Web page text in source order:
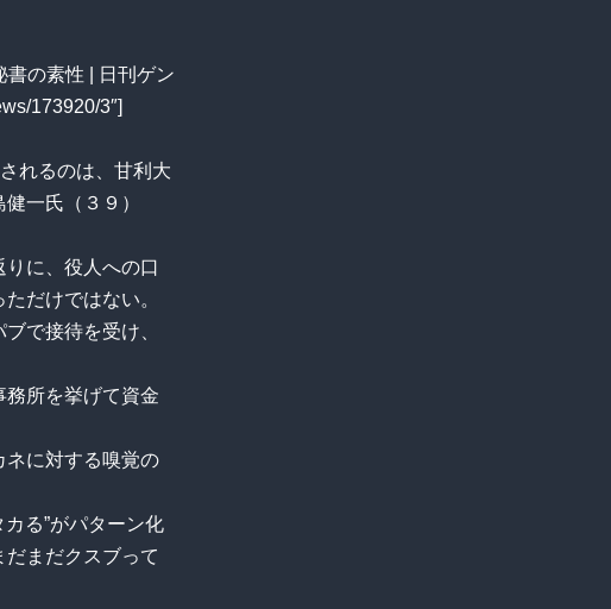
の素性 | 日刊ゲン
173920/3″]
れるのは、甘利大
一氏（３９）
に、役人への口
だけではない。
で接待を受け、
務所を挙げて資金
ネに対する嗅覚の
る”がパターン化
まだクスブって